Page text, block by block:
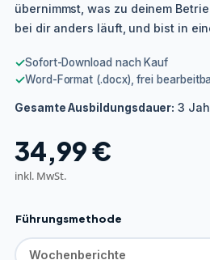
übernimmst, was zu deinem
bei dir anders läuft, und bist in
✓Sofort-Download nach Kauf
✓Word-Format (.docx), frei
Gesamte Ausbildungsdauer: 3
34,99€
inkl. MwSt.
Führungsmethode